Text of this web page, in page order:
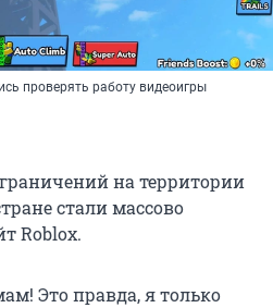
проверять работу видеоигры
на территории
стали массово
Roblox.
Это правда, я только